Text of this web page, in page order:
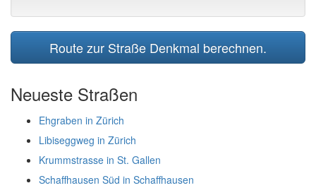
Route zur Straße Denkmal berechnen.
Neueste Straßen
Ehgraben in Zürich
Libiseggweg in Zürich
Krummstrasse in St. Gallen
Schaffhausen Süd in Schaffhausen